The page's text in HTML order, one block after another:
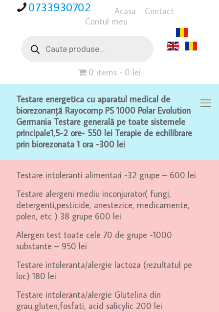
0733930702 Acasa
Contact
Contul meu
search
0 items 0 lei
Testare energetica cu aparatul medical de
biorezonanță Rayocomp PS 1000 Polar Evolution
Germania Testare generală pe toate sistemele
principale1,5-2 ore- 550 lei Terapie de echilibrare
prin biorezonata 1 ora -300 lei
Testare intoleranti alimentari -32 grupe – 600 lei
Testare alergeni mediu inconjurator( fungi,
detergenti,pesticide, anestezice, medicamente,
polen, etc ) 38 grupe 600 lei
Alergen test toate cele 70 de grupe -1000
substante – 950 lei
Testare intoleranta/alergie lactoza (rezultatul pe
loc) 180 lei
Testare intoleranta/alergie Glutelina din
grau,gluten,fosfati, acid salicylic 200 lei